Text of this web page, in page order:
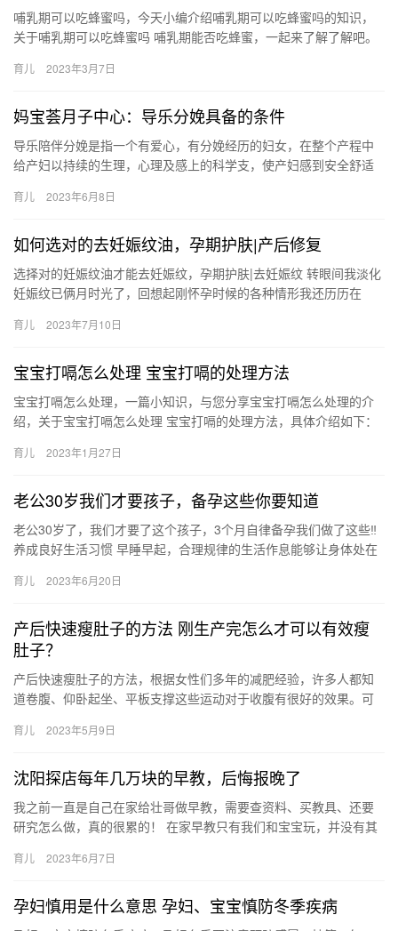
哺乳期可以吃蜂蜜吗，今天小编介绍哺乳期可以吃蜂蜜吗的知识，
关于哺乳期可以吃蜂蜜吗 哺乳期能否吃蜂蜜，一起来了解了解吧。
育儿 2023年3月7日
妈宝荟月子中心：导乐分娩具备的条件
导乐陪伴分娩是指一个有爱心，有分娩经历的妇女，在整个产程中
给产妇以持续的生理，心理及感上的科学支，使产妇感到安全舒适
心，…
育儿 2023年6月8日
如何选对的去妊娠纹油，孕期护肤|产后修复
选择对的妊娠纹油才能去妊娠纹，孕期护肤|去妊娠纹 转眼间我淡化
妊娠纹已俩月时光了，回想起刚怀孕时候的各种情形我还历历在
妊…
育儿 2023年7月10日
宝宝打嗝怎么处理 宝宝打嗝的处理方法
宝宝打嗝怎么处理，一篇小知识，与您分享宝宝打嗝怎么处理的介
绍，关于宝宝打嗝怎么处理 宝宝打嗝的处理方法，具体介绍如下：
育儿 2023年1月27日
老公30岁我们才要孩子，备孕这些你要知道
老公30岁了，我们才要了这个孩子，3个月自律备孕我们做了这些‼
养成良好生活习惯 早睡早起，合理规律的生活作息能够让身体处在
育儿 2023年6月20日
产后快速瘦肚子的方法 刚生产完怎么才可以有效瘦
肚子？
产后快速瘦肚子的方法，根据女性们多年的减肥经验，许多人都知
道卷腹、仰卧起坐、平板支撑这些运动对于收腹有很好的效果。可
后快…
育儿 2023年5月9日
沈阳探店每年几万块的早教，后悔报晚了
我之前一直是自己在家给壮哥做早教，需要查资料、买教具、还要
研究怎么做，真的很累的！ 在家早教只有我们和宝宝玩，并没有其
做…
育儿 2023年6月7日
孕妇慎用是什么意思 孕妇、宝宝慎防冬季疾病